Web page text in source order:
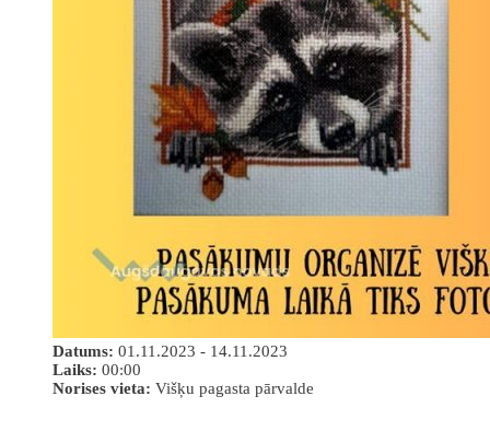
Datums: 01.11.2023 - 14.11.2023
Laiks: 00:00
Norises vieta: Višķu pagasta pārvalde